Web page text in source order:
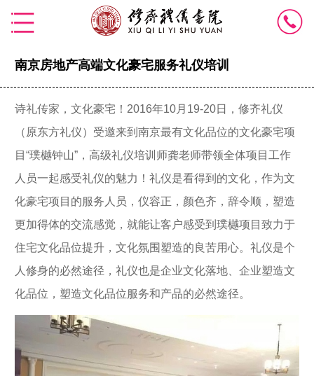
南京房地产高端文化豪宅服务礼仪培训
诗礼传家，文化豪宅！2016年10月19-20日，修齐礼仪
（原东方礼仪）受邀来到南京最有文化品位的文化豪宅项
目“璞樾钟山”，高级礼仪培训师龚老师带领全体项目工作
人员一起感受礼仪的魅力！礼仪是看得到的文化，作为文
化豪宅项目的服务人员，仪容正，颜色齐，辞令顺，塑造
更加得体的交流感觉，就能让客户感受到璞樾项目致力于
住宅文化品位提升，文化氛围塑造的良苦用心。礼仪是个
人修身的必然途径，礼仪也是企业文化落地、企业塑造文
化品位，塑造文化品位服务和产品的必然途径。